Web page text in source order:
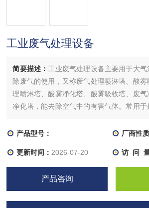
工业废气处理设备
简要描述： 工业废气处理设备主要用于大
除废气的使用，又称废气处理喷淋塔、酸
理喷淋塔、酸雾净化塔、酸雾吸收塔、废
净化塔，能去除空气中的有害气体。常用
废气等有机废气。
产品型号： 厂商性质
更新时间： 2026-07-20 访 问 量
产品咨询